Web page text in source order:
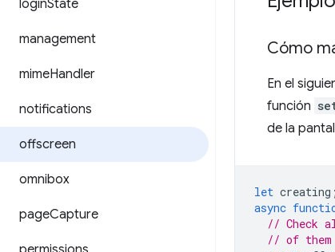
loginState
management
mimeHandler
notifications
offscreen
omnibox
pageCapture
Cómo
En el
función
de la
let creating ;
async
// Check
// of them